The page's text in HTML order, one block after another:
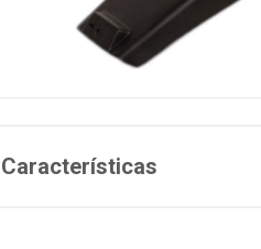
Características